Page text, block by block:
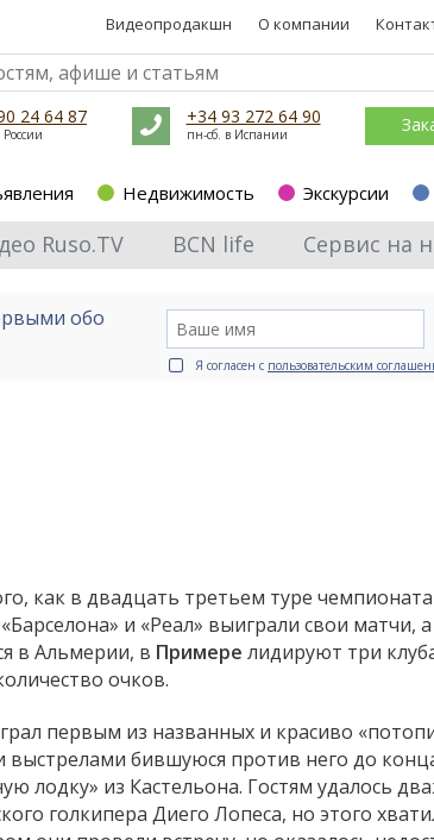
Видеопродакшн О компании
24 64 87 +34 93 272 64 90
пн-сб. в Испании
Недвижимость Экскурсии
Ruso.TV BCN life Сервис на
обо
Я согласен с пользовательским
как в двадцать третьем туре
и «Реал» выиграли свои матчи,
в Альмерии, в Примере лидируют три
очков.
первым из названных и красиво
выстрелами бившуюся против него до
лодку» из Кастельона. Гостям удалось
голкипера Диего Лопеса, но этого